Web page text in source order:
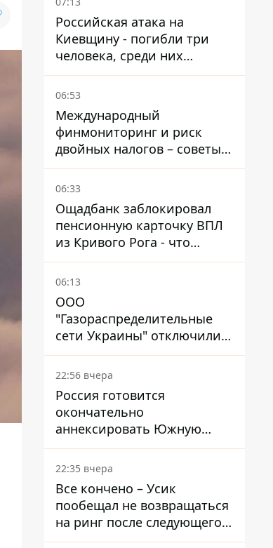
Российская атака на
Киевщину - погибли три
человека, среди них
ребенок 2022 года
рождения
06:53
Международный
финмониторинг и риск
двойных налогов – советы
украинцам в Польше
06:33
Ощадбанк заблокировал
пенсионную карточку ВПЛ
из Кривого Рога - что
решил суд
06:13
ООО
"Газораспределительные
сети Украины" отключили
львовянке газ - что решил
суд
22:56 вчера
Россия готовится
окончательно
аннексировать Южную
Осетию – страны НАТО
обеспокоены
22:35 вчера
Все кончено – Усик
пообещал не возвращаться
на ринг после следующего
боя